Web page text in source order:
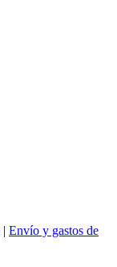
| Envío y gastos de